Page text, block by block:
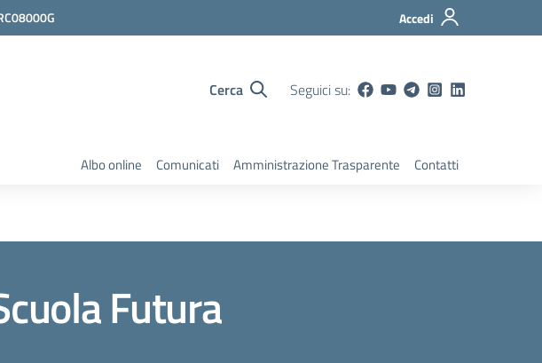
Accedi
Cerca Seguici su:
Albo online Comunicati Amministrazione Trasparente Contatti
Futura